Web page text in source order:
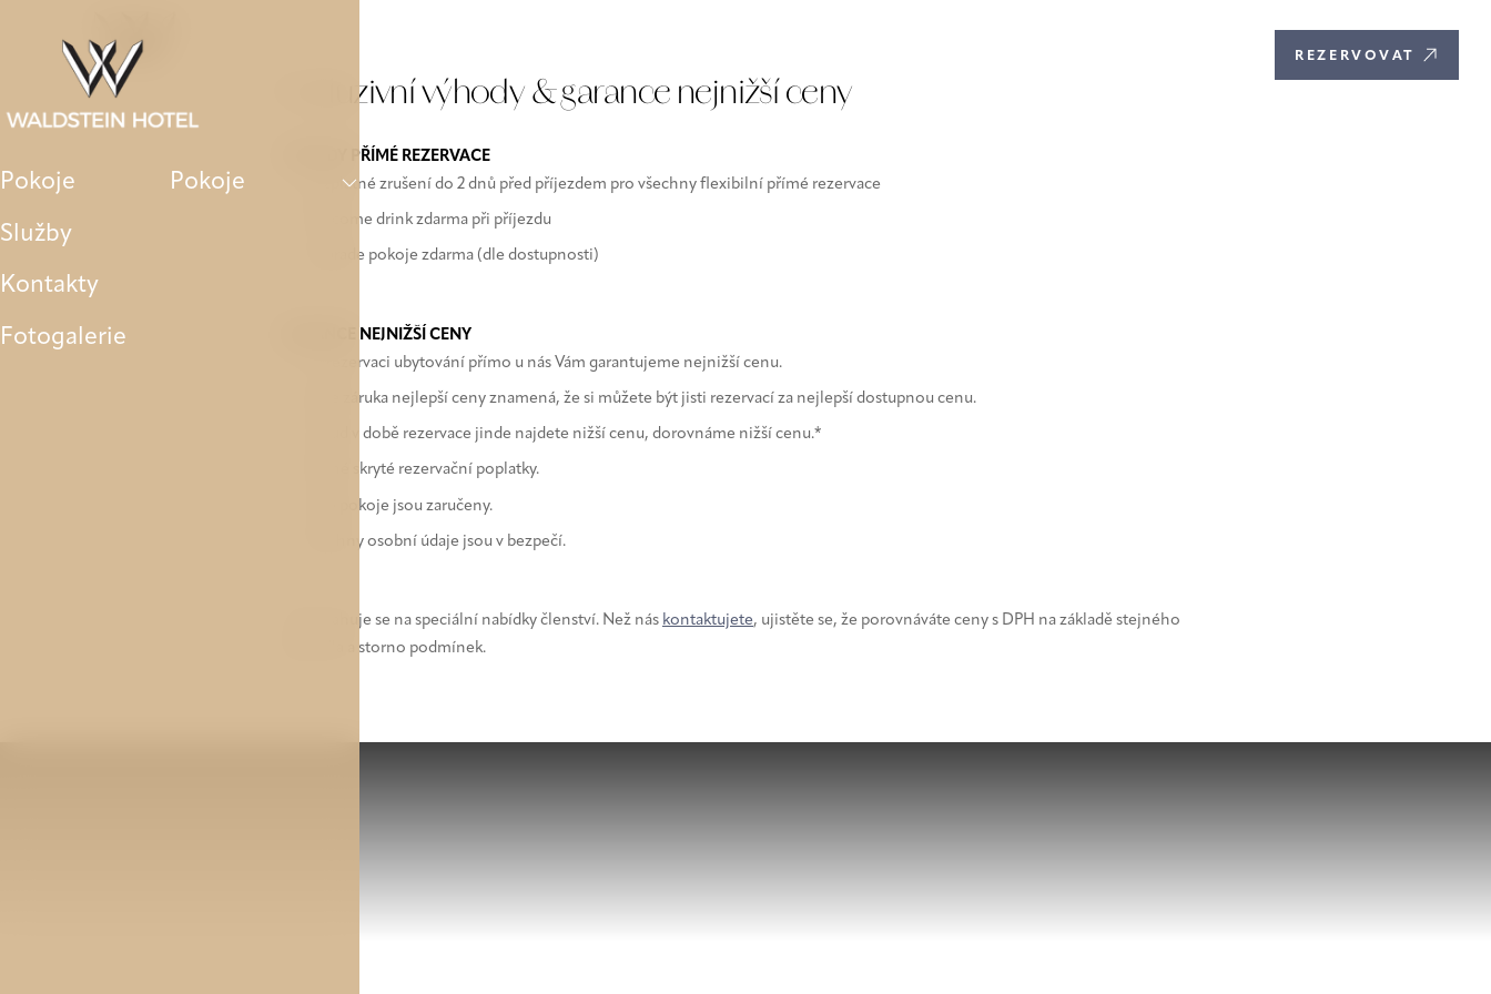
REZERVOVAT
Pokoje Pokoje
Služby
Kontakty
Fotogalerie
Exkluzivní výhody & garance nejnižší ceny
VÝHODY PŘÍMÉ REZERVACE
Bezplatné zrušení do 2 dnů před příjezdem pro všechny flexibilní přímé rezervace
Welcome drink zdarma při příjezdu
Upgrade pokoje zdarma (dle dostupnosti)
GARANCE NEJNIŽŠÍ CENY
Při rezervaci ubytování přímo u nás Vám garantujeme nejnižší cenu.
Naše záruka nejlepší ceny znamená, že si můžete být jisti rezervací za nejlepší dostupnou cenu.
Pokud v době rezervace jinde najdete nižší cenu, dorovnáme nižší cenu.*
Žádné skryté rezervační poplatky.
Vaše pokoje jsou zaručeny.
Všechny osobní údaje jsou v bezpečí.
* Nevztahuje se na speciální nabídky členství. Než nás kontaktujete, ujistěte se, že porovnáváte ceny s DPH na základě stejného
typu jídla a storno podmínek.